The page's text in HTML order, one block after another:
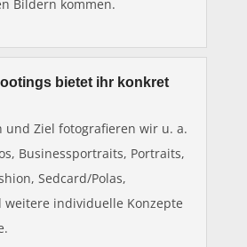
Bildern kommen.
bietet ihr konkret
und Ziel fotografieren wir u. a.
Businessportraits, Portraits,
Sedcard/Polas,
weitere individuelle Konzepte